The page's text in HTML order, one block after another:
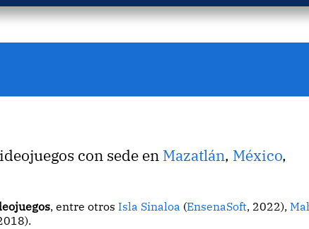
con sede en Mazatlán, México,
, entre otrosIsla Sinaloa (EnsenaSoft, 2022),